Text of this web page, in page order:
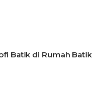
Batik di Rumah Batik